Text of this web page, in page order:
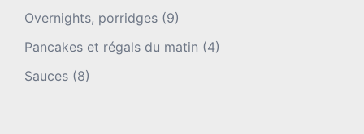
Overnights, porridges (9)
Pancakes et régals du matin (4)
Sauces (8)